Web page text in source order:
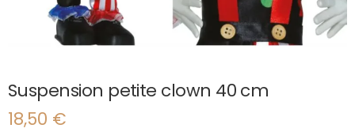
Suspension petite clown 40 cm
18,50 €